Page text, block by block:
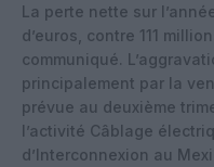
La perte nette sur
d’euros, contre 111
communiqué.
principalement par la
prévue au deuxième
l’activité Câblage
d’Interconnexion au